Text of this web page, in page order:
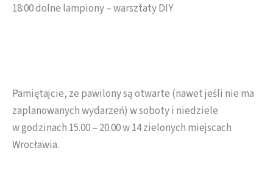
18:00 dolne lampiony – warsztaty DIY
Pamiętajcie, ze pawilony są otwarte (nawet jeśli nie ma
zaplanowanych wydarzeń) w soboty i niedziele
w godzinach 15.00 – 20.00 w 14 zielonych miejscach
Wrocławia.